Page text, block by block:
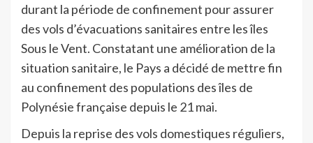
durant la période de confinement pour assurer
des vols d’évacuations sanitaires entre les îles
Sous le Vent. Constatant une amélioration de la
situation sanitaire, le Pays a décidé de mettre fin
au confinement des populations des îles de
Polynésie française depuis le 21 mai.
Depuis la reprise des vols domestiques réguliers,